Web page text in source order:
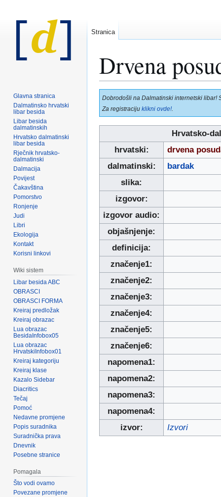
Drvena
Prijeđi
na
navigaciju
Prijeđi
na
pretraživanje
Dobrodošli na Dalmatinski internetski libar!
Za registraciju klikni ovde!
Hrvatsko-
hrvatski:
drvena
dalmatinski:
bardak
slika:
izgovor:
izgovor audio:
objašnjenje:
definicija:
značenje1:
značenje2:
značenje3:
značenje4:
značenje5:
značenje6:
napomena1:
napomena2:
napomena3:
napomena4:
izvor:
Izvori
Stranica
Glavna stranica
Dalmatinsko hrvatski
libar besida
Libar besida
dalmatinskih
Hrvatsko dalmatinski
libar besida
Rječnik hrvatsko-
dalmatinski
Dalmacija
Povijest
Čakavština
Pomorstvo
Ronjenje
Judi
Libri
Ekologija
Kontakt
Korisni linkovi
Wiki sistem
Libar besida ABC
OBRASCI
OBRASCI FORMA
Kreiraj predložak
Kreiraj obrazac
Lua obrazac
BesidaInfobox05
Lua obrazac
HrvatskiInfobox01
Kreiraj kategoriju
Kreiraj klase
Kazalo Sidebar
Diacritics
Tečaj
Pomoć
Nedavne promjene
Popis suradnika
Suradnička prava
Dnevnik
Posebne stranice
Pomagala
Što vodi ovamo
Povezane promjene